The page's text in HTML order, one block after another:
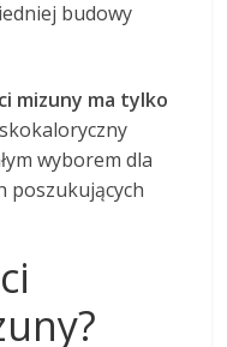
budowy
mizuny ma tylko
wyborem dla
poszukujących